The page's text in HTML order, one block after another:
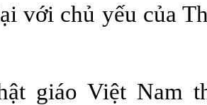
với chủ yếu của
giáo Việt Nam